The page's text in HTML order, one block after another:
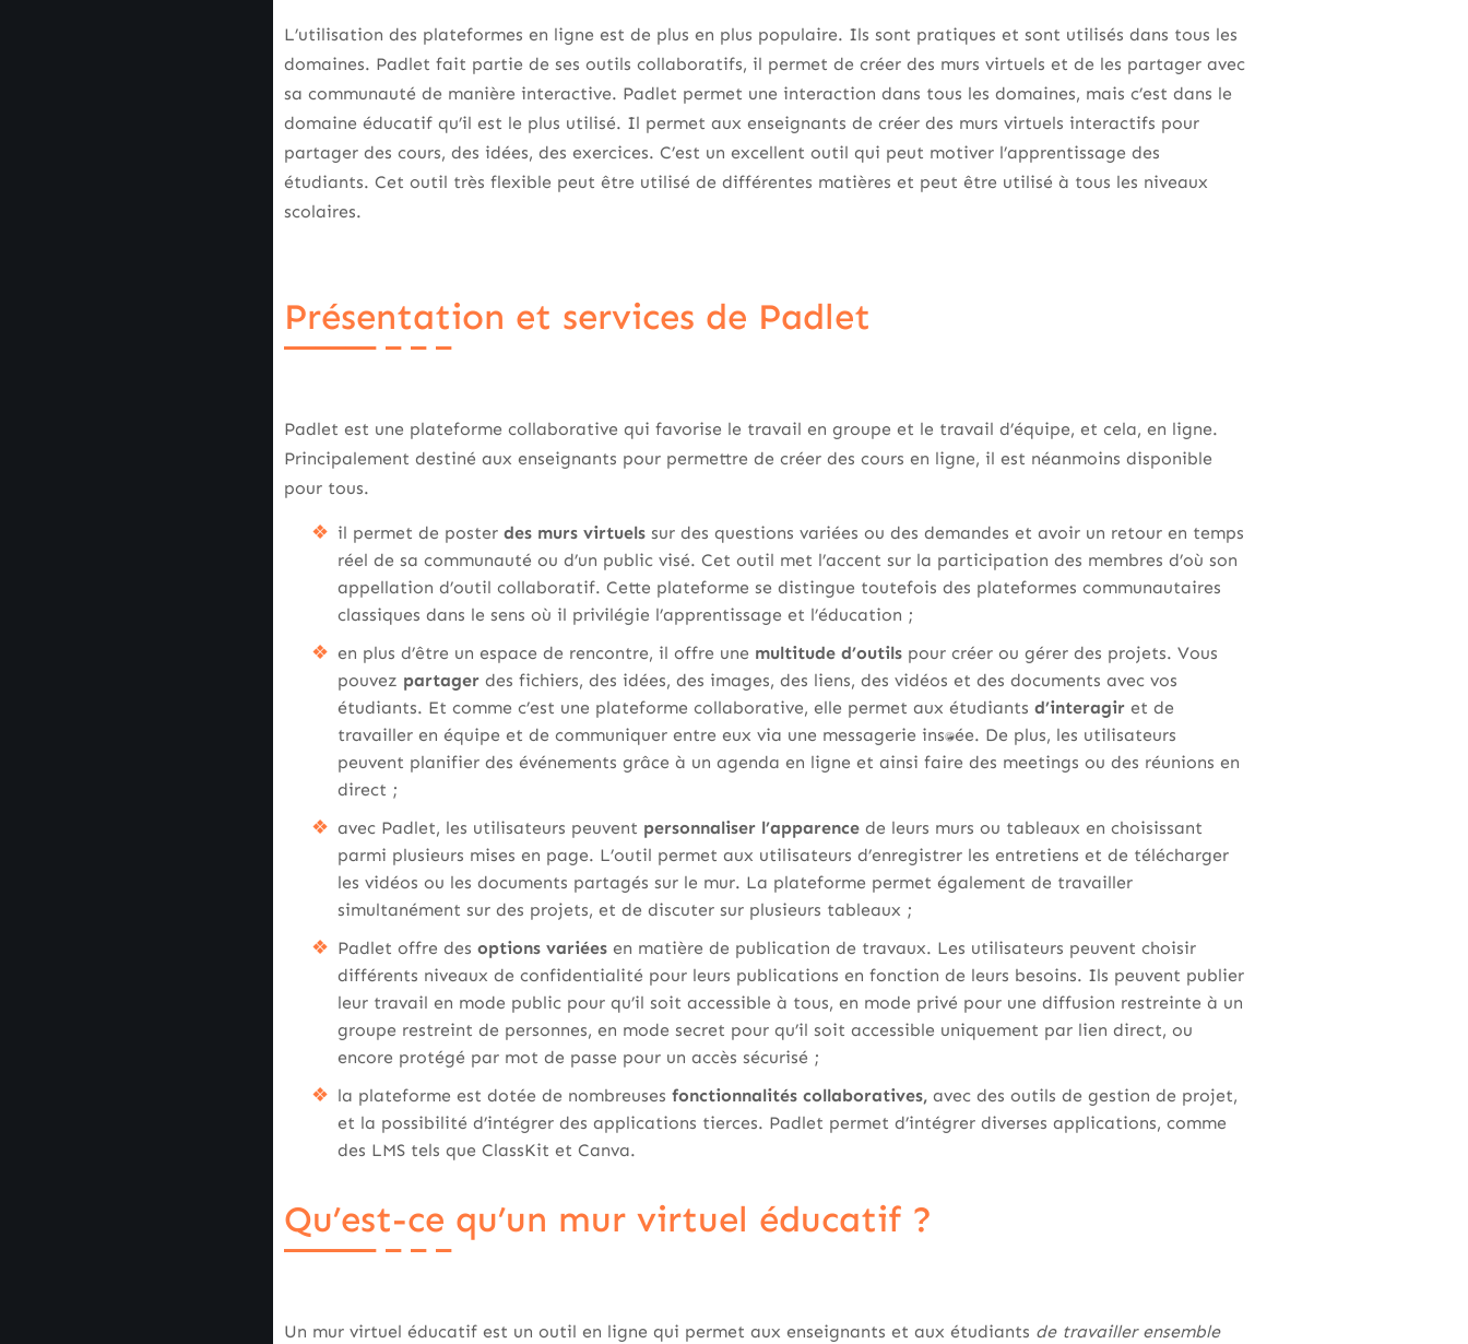
L’utilisation des plateformes en ligne est de plus en plus populaire. Ils sont pratiques et sont utilisés dans tous les
domaines. Padlet fait partie de ses outils collaboratifs, il permet de créer des murs virtuels et de les partager avec
sa communauté de manière interactive. Padlet permet une interaction dans tous les domaines, mais c’est dans le
domaine éducatif qu’il est le plus utilisé. Il permet aux enseignants de créer des murs virtuels interactifs pour
partager des cours, des idées, des exercices. C’est un excellent outil qui peut motiver l’apprentissage des
étudiants. Cet outil très flexible peut être utilisé de différentes matières et peut être utilisé à tous les niveaux
scolaires.
Présentation et services de Padlet
Padlet est une plateforme collaborative qui favorise le travail en groupe et le travail d’équipe, et cela, en ligne.
Principalement destiné aux enseignants pour permettre de créer des cours en ligne, il est néanmoins disponible
pour tous.
il permet de poster des murs virtuels sur des questions variées ou des demandes et avoir un retour en temps
réel de sa communauté ou d’un public visé. Cet outil met l’accent sur la participation des membres d’où son
appellation d’outil collaboratif. Cette plateforme se distingue toutefois des plateformes communautaires
classiques dans le sens où il privilégie l’apprentissage et l’éducation ;
en plus d’être un espace de rencontre, il offre une multitude d’outils pour créer ou gérer des projets. Vous
pouvez partager des fichiers, des idées, des images, des liens, des vidéos et des documents avec vos
étudiants. Et comme c’est une plateforme collaborative, elle permet aux étudiants d’interagir et de
travailler en équipe et de communiquer entre eux via une messagerie instantanée. De plus, les utilisateurs
peuvent planifier des événements grâce à un agenda en ligne et ainsi faire des meetings ou des réunions en
direct ;
avec Padlet, les utilisateurs peuvent personnaliser l’apparence de leurs murs ou tableaux en choisissant
parmi plusieurs mises en page. L’outil permet aux utilisateurs d’enregistrer les entretiens et de télécharger
les vidéos ou les documents partagés sur le mur. La plateforme permet également de travailler
simultanément sur des projets, et de discuter sur plusieurs tableaux ;
Padlet offre des options variées en matière de publication de travaux. Les utilisateurs peuvent choisir
différents niveaux de confidentialité pour leurs publications en fonction de leurs besoins. Ils peuvent publier
leur travail en mode public pour qu’il soit accessible à tous, en mode privé pour une diffusion restreinte à un
groupe restreint de personnes, en mode secret pour qu’il soit accessible uniquement par lien direct, ou
encore protégé par mot de passe pour un accès sécurisé ;
la plateforme est dotée de nombreuses fonctionnalités collaboratives, avec des outils de gestion de projet,
et la possibilité d’intégrer des applications tierces. Padlet permet d’intégrer diverses applications, comme
des LMS tels que ClassKit et Canva.
Qu’est-ce qu’un mur virtuel éducatif ?
Un mur virtuel éducatif est un outil en ligne qui permet aux enseignants et aux étudiants de travailler ensemble